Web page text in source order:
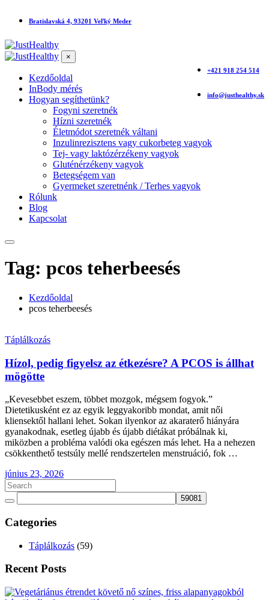
Bratislavská 4, 93201 Veľký Meder
+421 918 254 514
info@justhealthy.sk
×
Kezdőoldal
InBody mérés
Hogyan segíthetünk?
Fogyni szeretnék
Hízni szeretnék
Életmódot szeretnék váltani
Inzulinrezisztens vagy cukorbeteg vagyok
Tej- vagy laktózérzékeny vagyok
Gluténérzékeny vagyok
Betegségem van
Gyermeket szeretnénk / Terhes vagyok
Rólunk
Blog
Kapcsolat
Tag: pcos teherbeesés
Kezdőoldal
pcos teherbeesés
Táplálkozás
Hízol, pedig figyelsz az étkezésre? A PCOS is állhat
mögötte
„Kevesebbet eszem, többet mozgok, mégsem fogyok.”
Dietetikusként ez az egyik leggyakoribb mondat, amit női
kliensektől hallani lehet. Sokan ilyenkor az akaraterő hiányára
gyanakodnak, esetleg újabb és újabb diétákat próbálnak ki,
miközben a probléma valódi oka egészen más lehet. Ha a nehezen
csökkenthető testsúly mellé rendszertelen menstruáció, fok …
június 23, 2026
Categories
Táplálkozás (59)
Recent Posts